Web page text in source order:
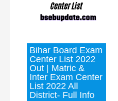
Bihar Board Exam
Center List 2022
Out | Matric &
Inter Exam Center
List 2022 All
District- Full Info